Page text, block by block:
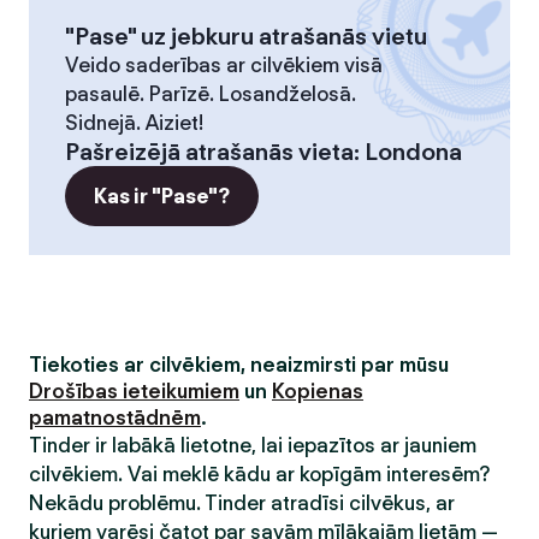
"Pase" uz jebkuru atrašanās vietu
Veido saderības ar cilvēkiem visā
pasaulē. Parīzē. Losandželosā.
Sidnejā. Aiziet!
Pašreizējā atrašanās vieta: Londona
Kas ir "Pase"?
Tiekoties ar cilvēkiem, neaizmirsti par mūsu
Drošības ieteikumiem un Kopienas
pamatnostādnēm.
Tinder ir labākā lietotne, lai iepazītos ar jauniem
cilvēkiem. Vai meklē kādu ar kopīgām interesēm?
Nekādu problēmu. Tinder atradīsi cilvēkus, ar
kuriem varēsi čatot par savām mīļākajām lietām —